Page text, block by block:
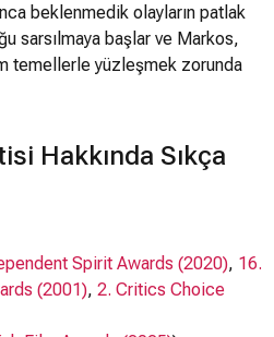
beklenmedik olayların patlak
sarsılmaya başlar ve Markos,
temellerle yüzleşmek zorunda
Hakkında Sıkça
Spirit Awards (2020), 16.
(2001), 2. Critics Choice